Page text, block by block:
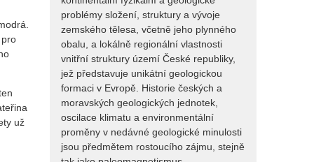
už
problémy složení, struktury a vývoje
zemského tělesa, včetně jeho plynného
obalu, a lokálně regionální vlastnosti
vnitřní struktury území České republiky,
jež představuje unikátní geologickou
formaci v Evropě. Historie českých a
moravských geologických jednotek,
oscilace klimatu a environmentální
proměny v nedávné geologické minulosti
jsou předmětem rostoucího zájmu, stejně